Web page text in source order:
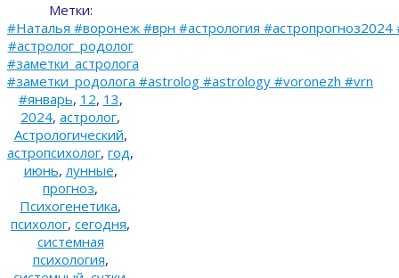
Метки:
#Наталья #воронеж #врн #астрология #астропрогноз2024
#астролог_родолог
#заметки_астролога
#заметки_родолога #astrolog #astrology #voronezh #vrn
#январь, 12, 13,
2024, астролог,
Астрологический,
астропсихолог, год,
июнь,лунные,
прогноз,
Психогенетика,
психолог, сегодня,
системная
психология,